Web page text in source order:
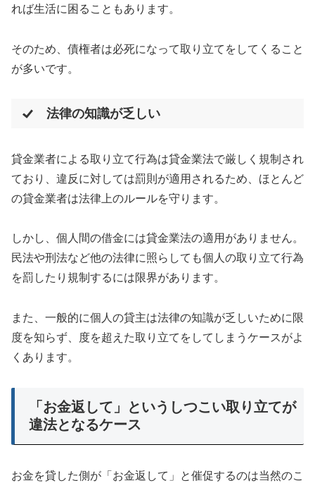
れば生活に困ることもあります。
そのため、債権者は必死になって取り立てをしてくること
が多いです。
法律の知識が乏しい
貸金業者による取り立て行為は貸金業法で厳しく規制され
ており、違反に対しては罰則が適用されるため、ほとんど
の貸金業者は法律上のルールを守ります。
しかし、個人間の借金には貸金業法の適用がありません。
民法や刑法など他の法律に照らしても個人の取り立て行為
を罰したり規制するには限界があります。
また、一般的に個人の貸主は法律の知識が乏しいために限
度を知らず、度を超えた取り立てをしてしまうケースがよ
くあります。
「お金返して」というしつこい取り立てが
違法となるケース
お金を貸した側が「お金返して」と催促するのは当然のこ